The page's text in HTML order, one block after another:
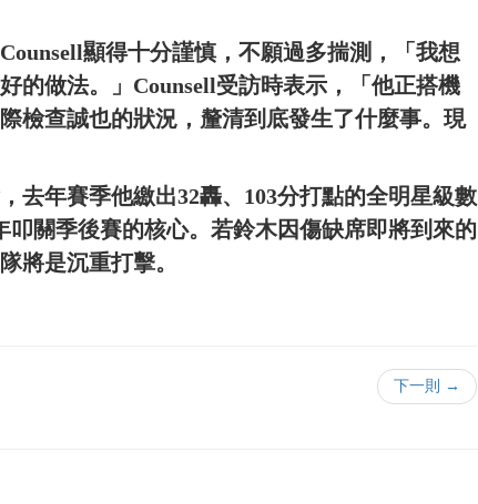
顯得十分謹慎，不願過多揣測，「我想
的做法。」Counsell受訪時表示，「他正搭機
檢查誠也的狀況，釐清到底發生了什麼事。現
去年賽季他繳出32轟、103分打點的全明星級數
關季後賽的核心。若鈴木因傷缺席即將到來的
將是沉重打擊。
下一則 →